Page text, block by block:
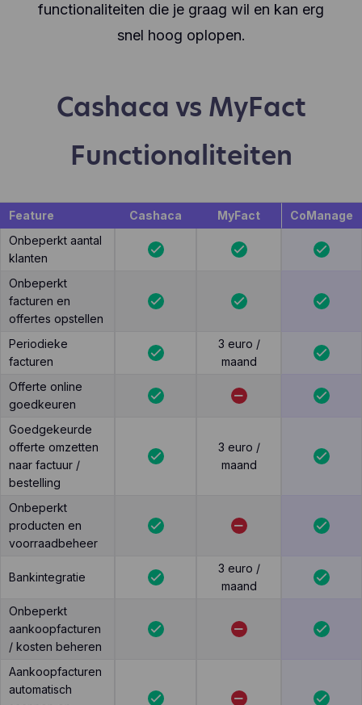
functionaliteiten die je graag wil en kan erg
snel hoog oplopen.
Cashaca vs MyFact
Functionaliteiten
Feature Cashaca MyFact
CoManage
Onbeperkt aantal
klanten
Onbeperkt
facturen en
offertes opstellen
Periodieke
facturen
3 euro /
maand
Offerte online
goedkeuren
Goedgekeurde
offerte omzetten
naar factuur /
bestelling
3 euro /
maand
Onbeperkt
producten en
voorraadbeheer
Bankintegratie
3 euro /
maand
Onbeperkt
aankoopfacturen
/ kosten beheren
Aankoopfacturen
automatisch